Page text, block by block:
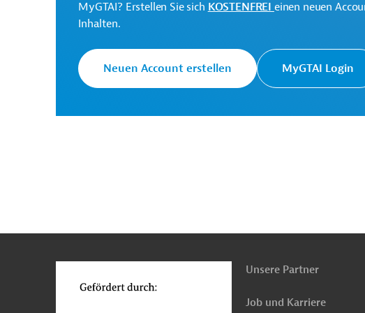
Tadschikistan Sozialversicherung Öffentliche
Software
E-Government Projekte
MyGTAI? Erstellen Sie sich KOSTENFREI einen neuen
Inhalten.
Neuen Account erstellen MyGTAI Login
oben
Unsere Partner
Job und Karriere